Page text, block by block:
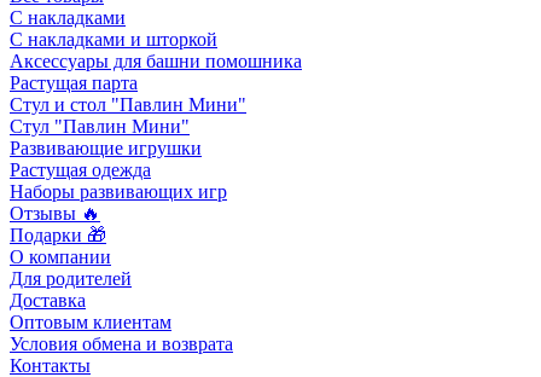
С накладками
С накладками и шторкой
Аксессуары для башни помошника
Растущая парта
Стул и стол "Павлин Мини"
Стул "Павлин Мини"
Развивающие игрушки
Растущая одежда
Наборы развивающих игр
Отзывы 🔥
Подарки 🎁
О компании
Для родителей
Доставка
Оптовым клиентам
Условия обмена и возврата
Контакты